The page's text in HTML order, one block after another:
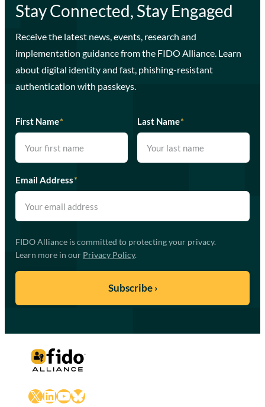
Stay Connected, Stay Engaged
Receive the latest news, events, research and
implementation guidance from the FIDO Alliance. Learn
about digital identity and fast, phishing-resistant
authentication with passkeys.
First Name* Last Name*
Email Address*
FIDO Alliance is committed to protecting your privacy.
Learn more in our Privacy Policy.
X LinkedIn
YouTube
Bluesky